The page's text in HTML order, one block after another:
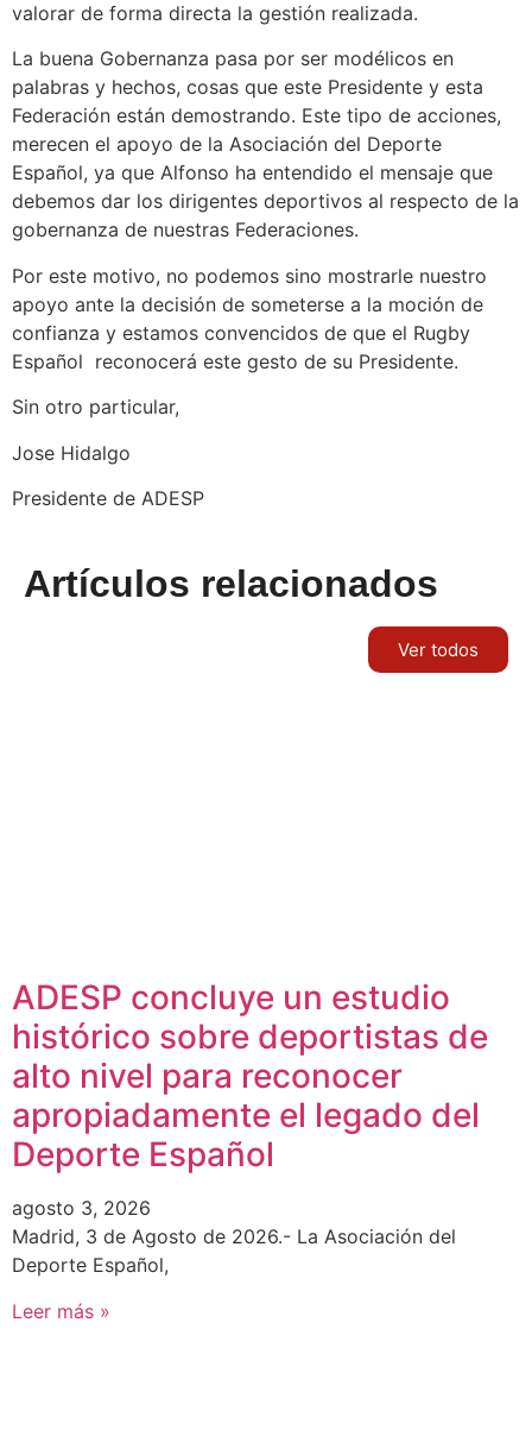
valorar de forma directa la gestión realizada.
La buena Gobernanza pasa por ser modélicos en
palabras y hechos, cosas que este Presidente y esta
Federación están demostrando. Este tipo de acciones,
merecen el apoyo de la Asociación del Deporte
Español, ya que Alfonso ha entendido el mensaje que
debemos dar los dirigentes deportivos al respecto de la
gobernanza de nuestras Federaciones.
Por este motivo, no podemos sino mostrarle nuestro
apoyo ante la decisión de someterse a la moción de
confianza y estamos convencidos de que el Rugby
Español reconocerá este gesto de su Presidente.
Sin otro particular,
Jose Hidalgo
Presidente de ADESP
Artículos relacionados
Ver todos
ADESP concluye un estudio
histórico sobre deportistas de
alto nivel para reconocer
apropiadamente el legado del
Deporte Español
agosto 3, 2026
Madrid, 3 de Agosto de 2026.- La Asociación del
Deporte Español,
Leer más »